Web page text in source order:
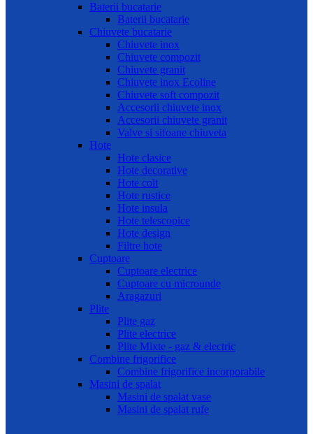
Baterii bucatarie
Baterii bucatarie
Chiuvete bucatarie
Chiuvete inox
Chiuvete compozit
Chiuvete granit
Chiuvete inox Ecoline
Chiuvete soft compozit
Accesorii chiuvete inox
Accesorii chiuvete granit
Valve si sifoane chiuveta
Hote
Hote clasice
Hote decorative
Hote colt
Hote rustice
Hote insula
Hote telescopice
Hote design
Filtre hote
Cuptoare
Cuptoare electrice
Cuptoare cu microunde
Aragazuri
Plite
Plite gaz
Plite electrice
Plite Mixte - gaz & electric
Combine frigorifice
Combine frigorifice incorporabile
Masini de spalat
Masini de spalat vase
Masini de spalat rufe